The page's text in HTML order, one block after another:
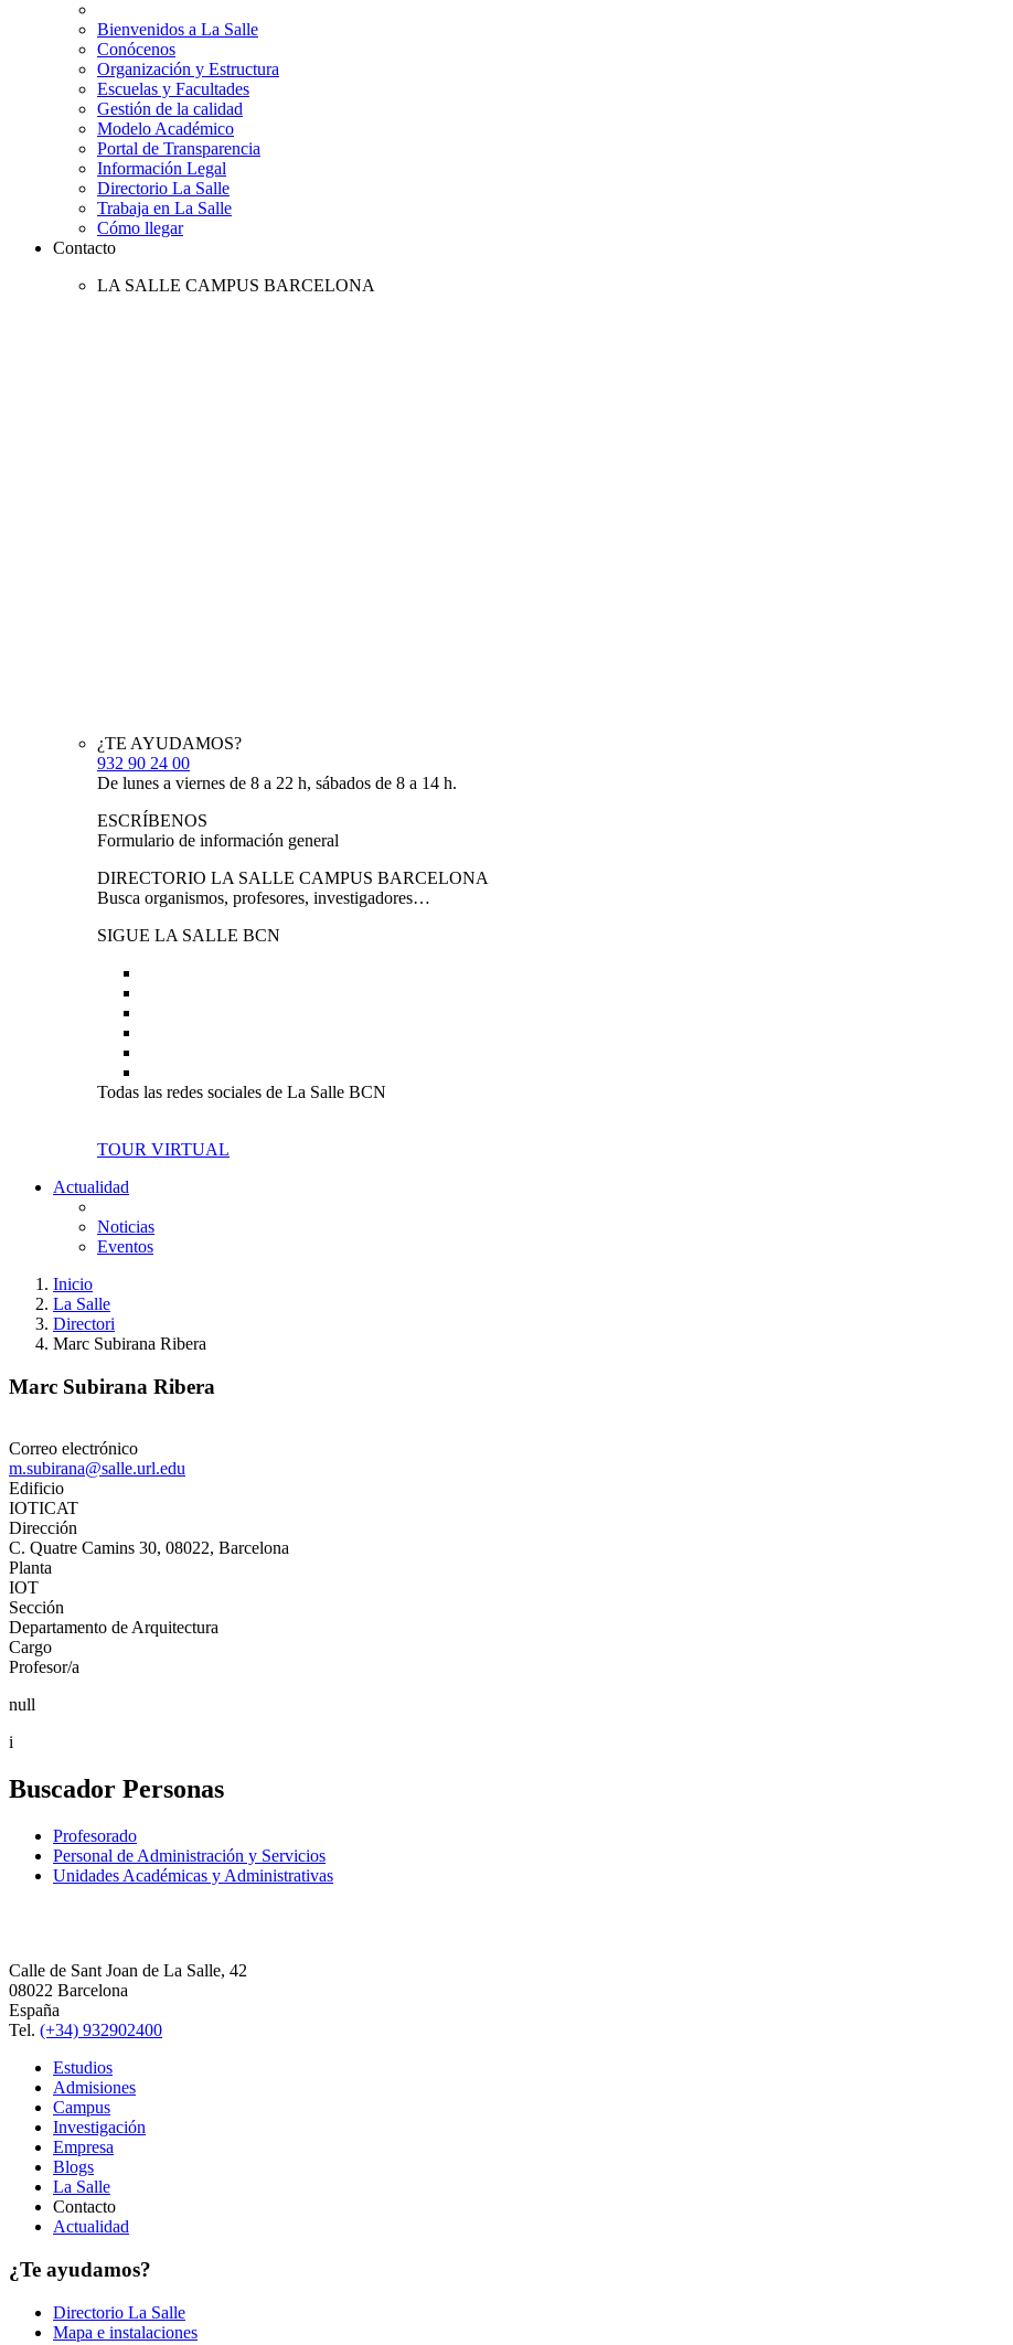
Bienvenidos a La Salle
Conócenos
Organización y Estructura
Escuelas y Facultades
Gestión de la calidad
Modelo Académico
Portal de Transparencia
Información Legal
Directorio La Salle
Trabaja en La Salle
Cómo llegar
Contacto
LA SALLE CAMPUS BARCELONA
¿TE AYUDAMOS?
932 90 24 00
De lunes a viernes de 8 a 22 h, sábados de 8 a 14 h.
ESCRÍBENOS
Formulario de información general
DIRECTORIO LA SALLE CAMPUS BARCELONA
Busca organismos, profesores, investigadores…
SIGUE LA SALLE BCN
Todas las redes sociales de La Salle BCN
TOUR VIRTUAL
Actualidad
Noticias
Eventos
Inicio
La Salle
Directori
Marc Subirana Ribera
Marc Subirana Ribera
Correo electrónico
m.subirana@salle.url.edu
Edificio
IOTICAT
Dirección
C. Quatre Camins 30, 08022, Barcelona
Planta
IOT
Sección
Departamento de Arquitectura
Cargo
Profesor/a
null
i
Buscador Personas
Profesorado
Personal de Administración y Servicios
Unidades Académicas y Administrativas
Calle de Sant Joan de La Salle, 42
08022 Barcelona
España
Tel. (+34) 932902400
Estudios
Admisiones
Campus
Investigación
Empresa
Blogs
La Salle
Contacto
Actualidad
¿Te ayudamos?
Directorio La Salle
Mapa e instalaciones